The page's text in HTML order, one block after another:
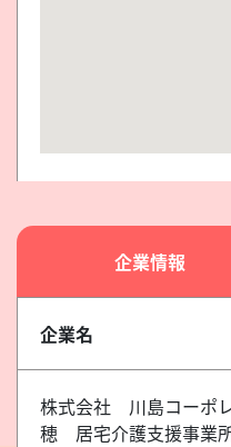
企業情報
企業名
株式会社 川島コーポ
穂 居宅介護支援事業